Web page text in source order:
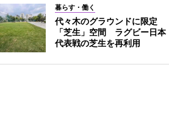
暮らす・働く
代々木のグラウンドに限定
「芝生」空間 ラグビー日本
代表戦の芝生を再利用